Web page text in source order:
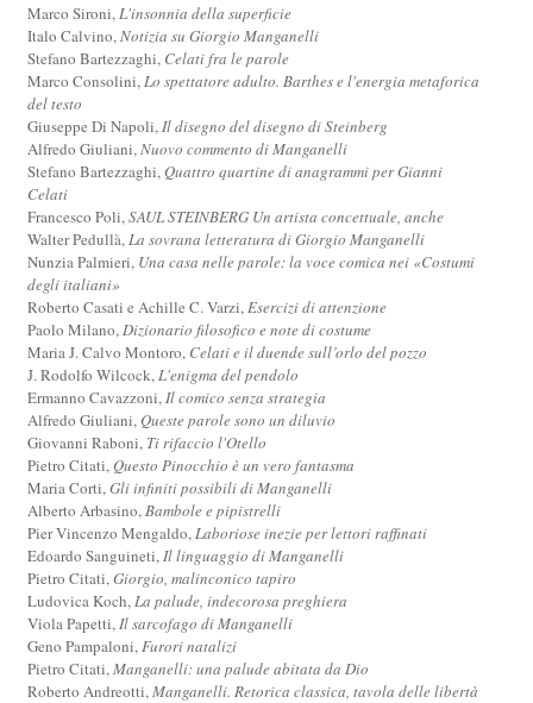
Marco Sironi,L'insonnia della superficie
Italo Calvino,Notizia su Giorgio Manganelli
Stefano Bartezzaghi, Celati fra le parole
Marco Consolini,Lo spettatore adulto. Barthes e l'energia metaforica
del testo
Giuseppe Di Napoli,Il disegno del disegno di Steinberg
Alfredo Giuliani,Nuovo commento di Manganelli
Stefano Bartezzaghi,Quattro quartine di anagrammi per Gianni
Celati
Francesco Poli,SAUL STEINBERG Un artista concettuale, anche
Walter Pedullà,La sovrana letteratura di Giorgio Manganelli
Nunzia Palmieri, Una casa nelle parole: la voce comica nei «Costumi
degli italiani»
Roberto Casati e Achille C. Varzi,Esercizi di attenzione
Paolo Milano,Dizionario filosofico e note di costume
Maria J. Calvo Montoro, Celati e il duende sull’orlo del pozzo
J. Rodolfo Wilcock,L'enigma del pendolo
Ermanno Cavazzoni,Il comico senza strategia
Alfredo Giuliani,Queste parole sono un diluvio
Giovanni Raboni, Ti rifaccio l'Otello
Pietro Citati,Questo Pinocchio è un vero fantasma
Maria Corti,Gli infiniti possibili di Manganelli
Alberto Arbasino,Bambole e pipistrelli
Pier Vincenzo Mengaldo,Laboriose inezie per lettori raffinati
Edoardo Sanguineti,Il linguaggio di Manganelli
Pietro Citati,Giorgio, malinconico tapiro
Ludovica Koch,La palude, indecorosa preghiera
Viola Papetti,Il sarcofago di Manganelli
Geno Pampaloni,Furori natalizi
Pietro Citati,Manganelli: una palude abitata da Dio
Roberto Andreotti,Manganelli. Retorica classica, tavola delle libertà